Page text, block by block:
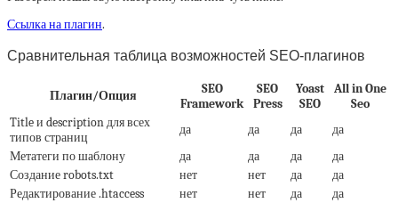
Ссылка на плагин.
Сравнительная таблица возможностей SEO-плагинов
Плагин/Опция
SEO
Framework
SEO
Press
Yoast
SEO
All in One
Seo
Title и description для всех
типов страниц
да да да
да
Метатеги по шаблону
да да да
да
Создание robots.txt
нет нет да
да
Редактирование .htaccess
нет нет да
да